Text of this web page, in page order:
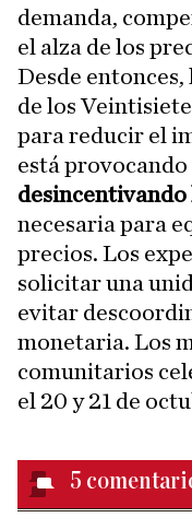
demanda,
el alza de los
Desde
de los
para reducir el
está provocando
desincentivando
necesaria para
precios. Los
solicitar una
evitar
monetaria. Los
comunitarios
el 20 y 21 de
5